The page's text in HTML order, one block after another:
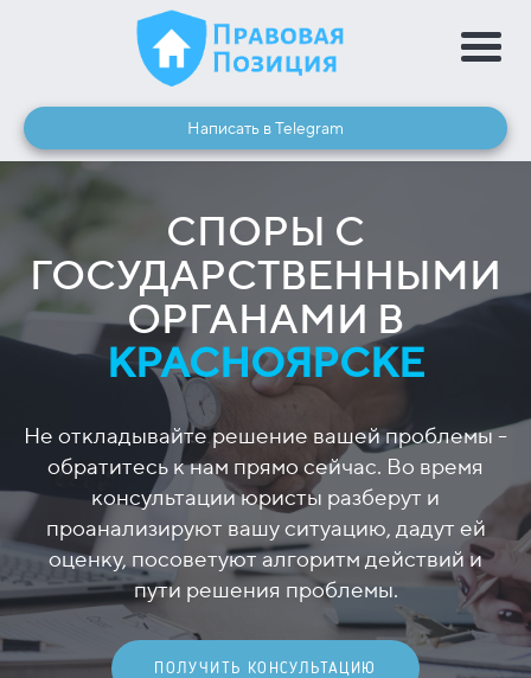
Написать в Telegram
СПОРЫ С
ГОСУДАРСТВЕННЫМИ
ОРГАНАМИ В
КРАСНОЯРСКЕ
Не откладывайте решение вашей проблемы -
обратитесь к нам прямо сейчас. Во время
консультации юристы разберут и
проанализируют вашу ситуацию, дадут ей
оценку, посоветуют алгоритм действий и
пути решения проблемы.
ПОЛУЧИТЬ КОНСУЛЬТАЦИЮ